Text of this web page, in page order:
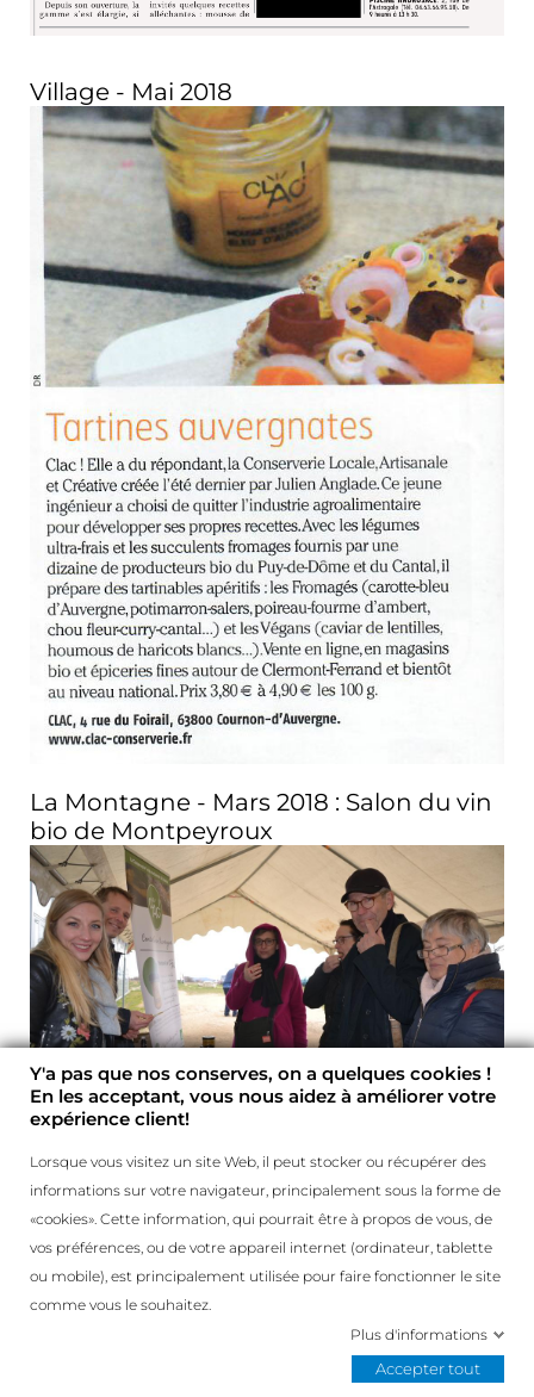
Village - Mai 2018
La Montagne - Mars 2018 : Salon du vin
bio de Montpeyroux
La Montagne - Décembre 2017
Y'a pas que nos conserves, on a quelques cookies !
En les acceptant, vous nous aidez à améliorer votre
expérience client!
Lorsque vous visitez un site Web, il peut stocker ou récupérer des
informations sur votre navigateur, principalement sous la forme de
«cookies». Cette information, qui pourrait être à propos de vous, de
vos préférences, ou de votre appareil internet (ordinateur, tablette
ou mobile), est principalement utilisée pour faire fonctionner le site
comme vous le souhaitez.
Plus d'informations
Accepter tout